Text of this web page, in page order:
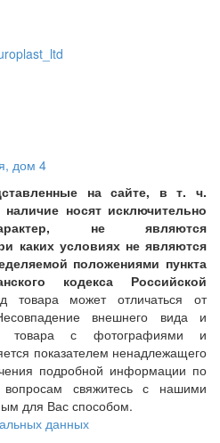
дом 4
на сайте, в т. ч.
носят исключительно
не являются
каких условиях не являются
положениями пункта
кодекса Российской
товара может отличаться от
внешнего вида и
товара с фотографиями и
показателем ненадлежащего
подробной информации по
свяжитесь с нашими
для Вас способом.
данных